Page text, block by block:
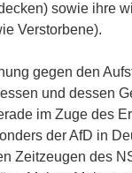
sowie ihre
Verstorbene).
gegen den
und dessen
im Zuge des
der AfD in
Zeitzeugen des